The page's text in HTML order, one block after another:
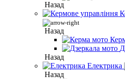
Назад
Назад
Назад
Електрика
Назад